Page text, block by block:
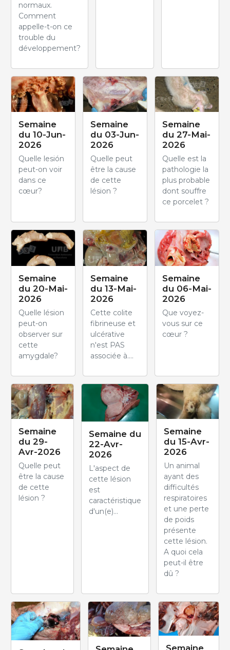
normaux.
Comment
appelle-t-on ce
trouble du
développement?
Semaine
du 10-Jun-
2026
Quelle lesión
peut-on voir
dans ce
cœur?
Semaine
du 03-Jun-
2026
Quelle peut
être la cause
de cette
lésion ?
Semaine
du 27-Mai-
2026
Quelle est la
pathologie la
plus probable
dont souffre
ce porcelet ?
Semaine
du 20-Mai-
2026
Quelle lésion
peut-on
observer sur
cette
amygdale?
Semaine
du 13-Mai-
2026
Cette colite
fibrineuse et
ulcérative
n'est PAS
associée à....
Semaine
du 06-Mai-
2026
Que voyez-
vous sur ce
cœur ?
Semaine
du 29-
Avr-2026
Quelle peut
être la cause
de cette
lésion ?
Semaine du
22-Avr-
2026
L'aspect de
cette lésion
est
caractéristique
d'un(e)...
Semaine
du 15-Avr-
2026
Un animal
ayant des
difficultés
respiratoires
et une perte
de poids
présente
cette lésion.
A quoi cela
peut-il être
dû ?
Semaine